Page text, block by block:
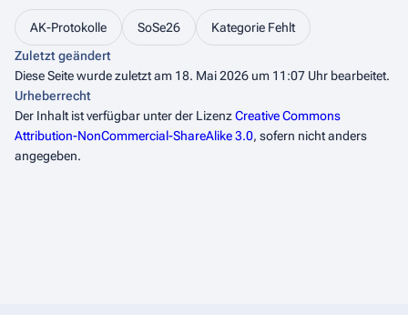
AK-Protokolle SoSe26
Kategorie Fehlt
Zuletzt geändert
Diese Seite wurde zuletzt am 18. Mai 2026 um 11:07 Uhr bearbeitet.
Urheberrecht
Der Inhalt ist verfügbar unter der LizenzCreative Commons
Attribution-NonCommercial-ShareAlike 3.0, sofern nicht anders
angegeben.